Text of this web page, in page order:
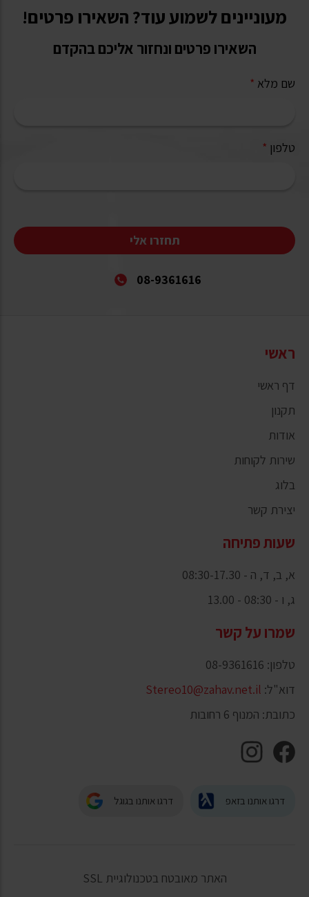
מעוניינים לשמוע עוד? השאירו פרטים!
השאירו פרטים ונחזור אליכם בהקדם
שם מלא *
טלפון *
תחזרו אלי
08-9361616
ראשי
דף ראשי
תקנון
אודות
שירות לקוחות
בלוג
יצירת קשר
שעות פתיחה
א, ב, ד, ה - 08:30-17.30
ג, ו - 08:30 - 13.00
שמרו על קשר
טלפון: 08-9361616
דוא"ל: Stereo10@zahav.net.il
כתובת: המנוף 6 רחובות
דרגו אותנו בזאפ דרגו אותנו בגוגל
האתר מאובטח בטכנולוגיית SSL